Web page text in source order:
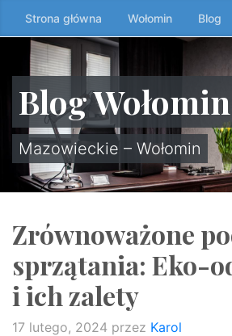
Przeskocz
do
treści
↷
Strona główna Wołomin Blog
Blog Wołomin
Mazowieckie – Wołomin
Zrównoważone
sprzątania: Eko-
i ich zalety
17 lutego, 2024 przez Karol